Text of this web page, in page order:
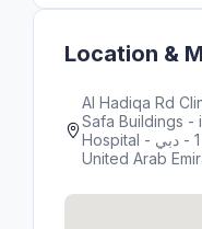
Location &
Al Hadiqa Rd
Safa Buildings -
Hospital - الصفا - الصفا 1 - دبي -
United Arab